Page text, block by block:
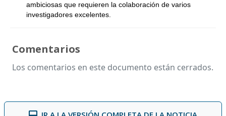
ambiciosas que requieren la colaboración de varios
investigadores excelentes.
Comentarios
Los comentarios en este documento están cerrados.